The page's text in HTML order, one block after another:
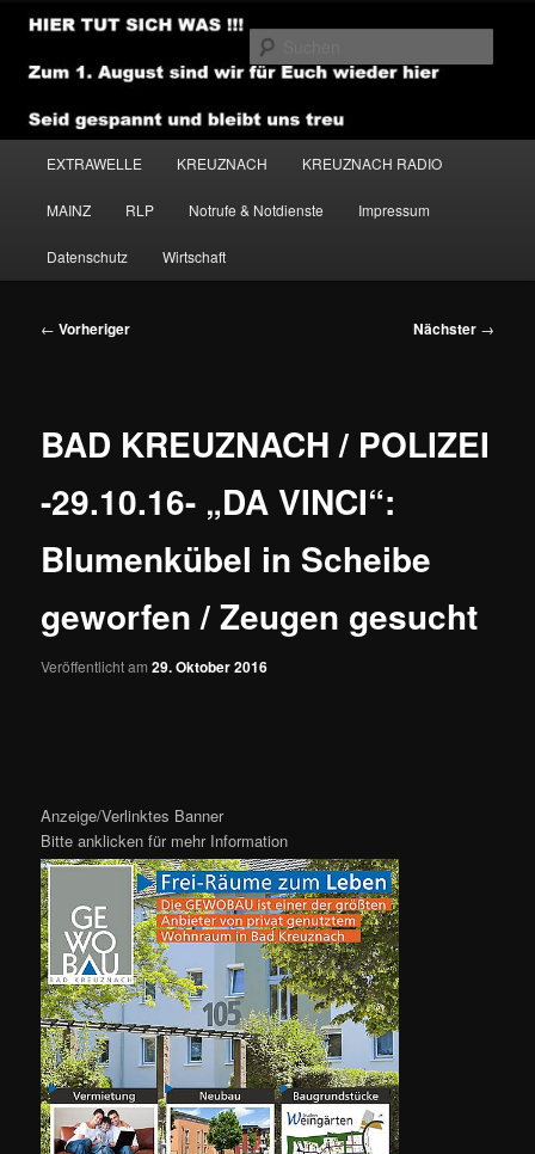
Zum
primären
Inhalt
NEWSHOUSE.MEDIA
EXTRAWELLE KREUZNACH KREUZNACH RADIO
MAINZ RLP Notrufe & Notdienste Impressum
Datenschutz Wirtschaft
Beitragsnavigation
← Vorheriger Nächster →
BAD KREUZNACH / POLIZEI
-29.10.16- „DA VINCI“:
Blumenkübel in Scheibe
geworfen / Zeugen gesucht
Veröffentlicht am29. Oktober 2016
Anzeige/Verlinktes Banner
Bitte anklicken für mehr Information